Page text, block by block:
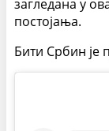
загледана у
постојања.
Бити Србин је